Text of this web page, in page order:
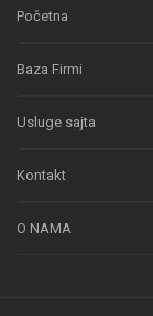
Početna
Baza Firmi
Usluge sajta
Kontakt
O NAMA